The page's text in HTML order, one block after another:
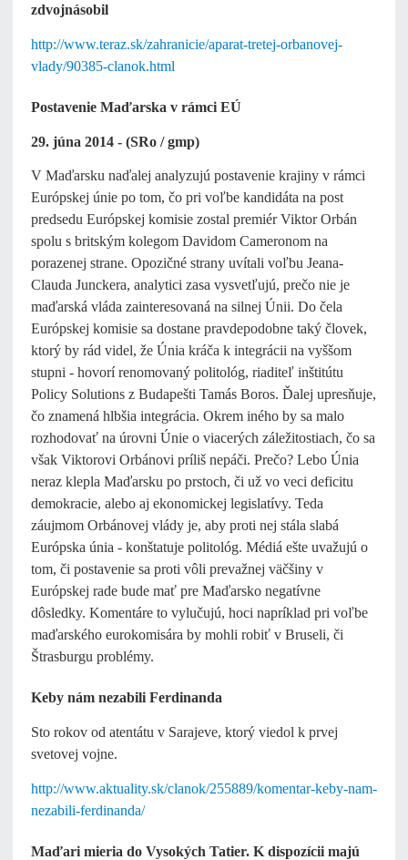
zdvojnásobil
http://www.teraz.sk/zahranicie/aparat-tretej-orbanovej-
vlady/90385-clanok.html
Postavenie Maďarska v rámci EÚ
29. júna 2014 - (SRo / gmp)
V Maďarsku naďalej analyzujú postavenie krajiny v rámci
Európskej únie po tom, čo pri voľbe kandidáta na post
predsedu Európskej komisie zostal premiér Viktor Orbán
spolu s britským kolegom Davidom Cameronom na
porazenej strane. Opozičné strany uvítali voľbu Jeana-
Clauda Junckera, analytici zasa vysvetľujú, prečo nie je
maďarská vláda zainteresovaná na silnej Únii. Do čela
Európskej komisie sa dostane pravdepodobne taký človek,
ktorý by rád videl, že Únia kráča k integrácii na vyššom
stupni - hovorí renomovaný politológ, riaditeľ inštitútu
Policy Solutions z Budapešti Tamás Boros. Ďalej upresňuje,
čo znamená hlbšia integrácia. Okrem iného by sa malo
rozhodovať na úrovni Únie o viacerých záležitostiach, čo sa
však Viktorovi Orbánovi príliš nepáči. Prečo? Lebo Únia
neraz klepla Maďarsku po prstoch, či už vo veci deficitu
demokracie, alebo aj ekonomickej legislatívy. Teda
záujmom Orbánovej vlády je, aby proti nej stála slabá
Európska únia - konštatuje politológ. Médiá ešte uvažujú o
tom, či postavenie sa proti vôli prevažnej väčšiny v
Európskej rade bude mať pre Maďarsko negatívne
dôsledky. Komentáre to vylučujú, hoci napríklad pri voľbe
maďarského eurokomisára by mohli robiť v Bruseli, či
Štrasburgu problémy.
Keby nám nezabili Ferdinanda
Sto rokov od atentátu v Sarajeve, ktorý viedol k prvej
svetovej vojne.
http://www.aktuality.sk/clanok/255889/komentar-keby-nam-
nezabili-ferdinanda/
Maďari mieria do Vysokých Tatier. K dispozícii majú